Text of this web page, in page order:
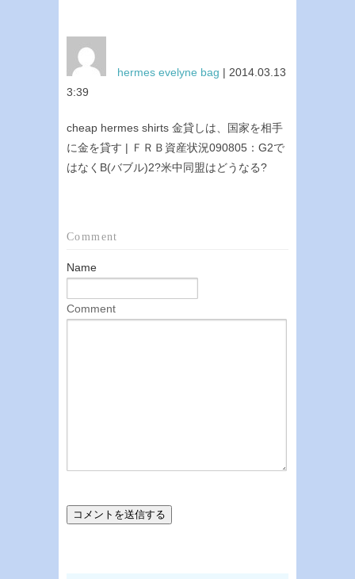
hermes evelyne bag | 2014.03.13
3:39
cheap hermes shirts 金貸しは、国家を相手
に金を貸す | ＦＲＢ資産状況090805：G2で
はなくB(バブル)2?米中同盟はどうなる?
Comment
Name
Comment